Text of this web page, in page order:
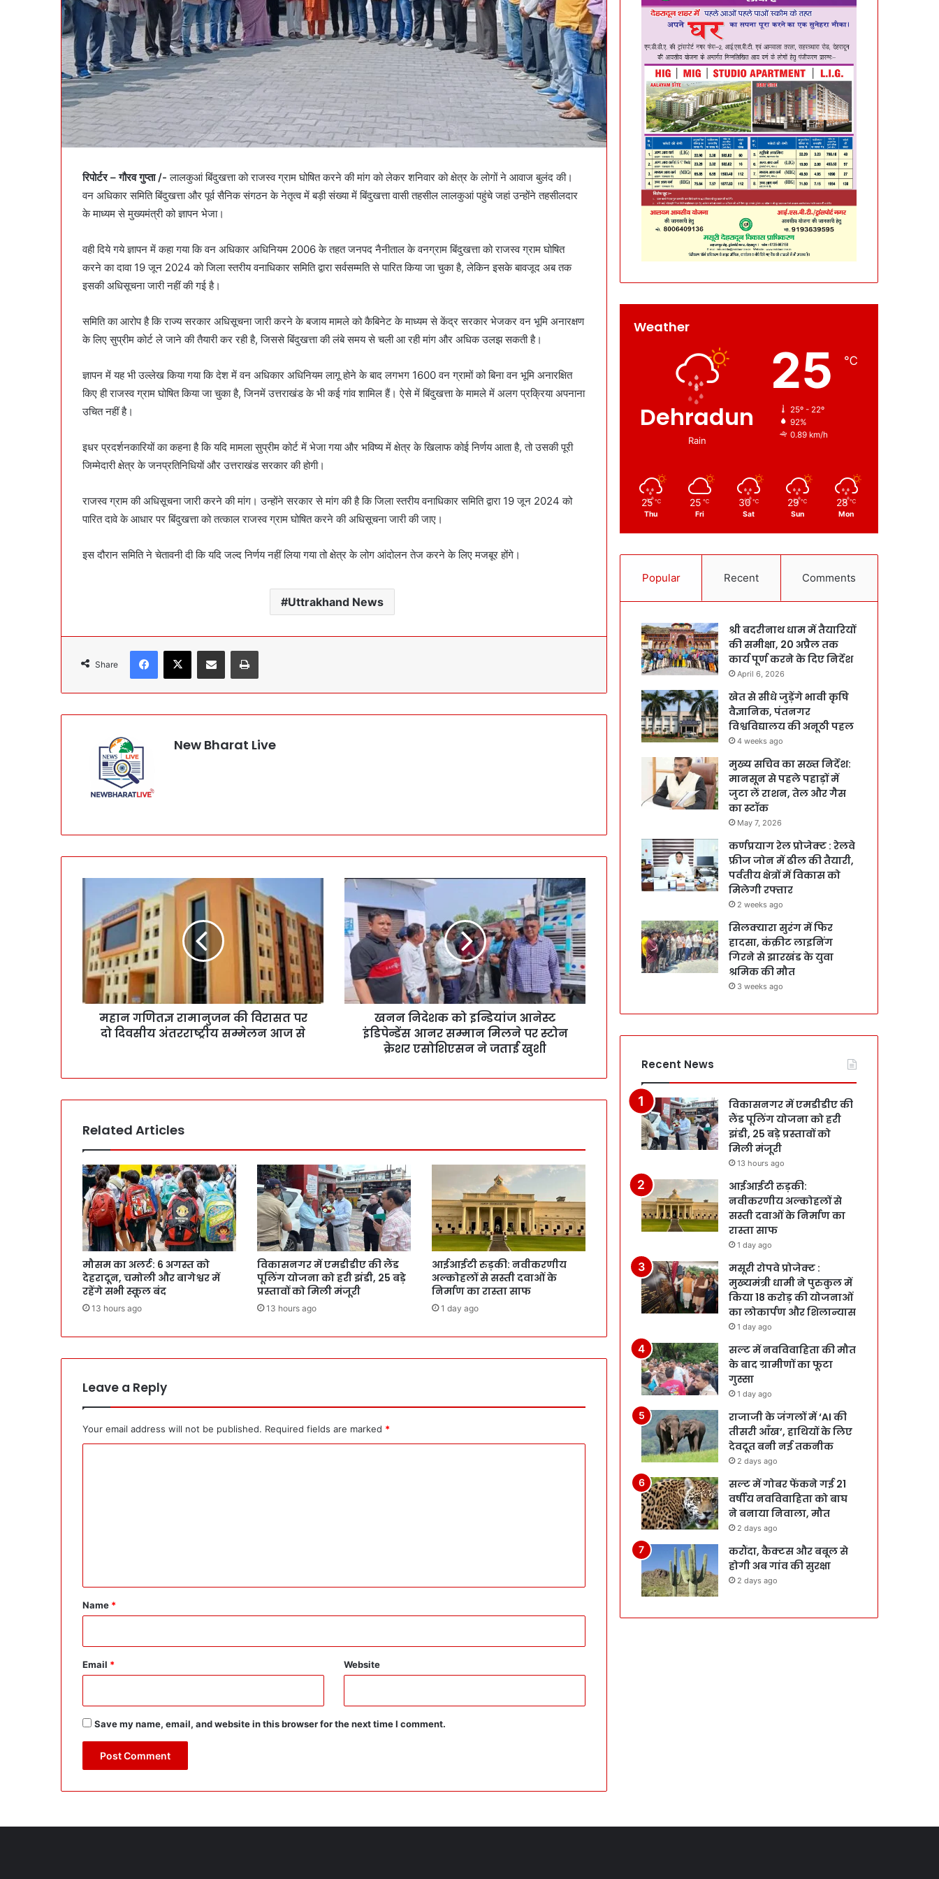
रिपोर्टर – गौरव गुप्ता /- लालकुआं बिंदुखत्ता को राजस्व ग्राम घोषित करने की मांग को लेकर शनिवार को क्षेत्र के लोगों ने आवाज बुलंद की।
वन अधिकार समिति बिंदुखत्ता और पूर्व सैनिक संगठन के नेतृत्व में बड़ी संख्या में बिंदुखत्ता वासी तहसील लालकुआं पहुंचे जहां उन्होंने तहसीलदार
के माध्यम से मुख्यमंत्री को ज्ञापन भेजा।
वही दिये गये ज्ञापन में कहा गया कि वन अधिकार अधिनियम 2006 के तहत जनपद नैनीताल के वनग्राम बिंदुखत्ता को राजस्व ग्राम घोषित
करने का दावा 19 जून 2024 को जिला स्तरीय वनाधिकार समिति द्वारा सर्वसम्मति से पारित किया जा चुका है, लेकिन इसके बावजूद अब तक
इसकी अधिसूचना जारी नहीं की गई है।
समिति का आरोप है कि राज्य सरकार अधिसूचना जारी करने के बजाय मामले को कैबिनेट के माध्यम से केंद्र सरकार भेजकर वन भूमि अनारक्षण
के लिए सुप्रीम कोर्ट ले जाने की तैयारी कर रही है, जिससे बिंदुखत्ता की लंबे समय से चली आ रही मांग और अधिक उलझ सकती है।
ज्ञापन में यह भी उल्लेख किया गया कि देश में वन अधिकार अधिनियम लागू होने के बाद लगभग 1600 वन ग्रामों को बिना वन भूमि अनारक्षित
किए ही राजस्व ग्राम घोषित किया जा चुका है, जिनमें उत्तराखंड के भी कई गांव शामिल हैं। ऐसे में बिंदुखत्ता के मामले में अलग प्रक्रिया अपनाना
उचित नहीं है।
इधर प्रदर्शनकारियों का कहना है कि यदि मामला सुप्रीम कोर्ट में भेजा गया और भविष्य में क्षेत्र के खिलाफ कोई निर्णय आता है, तो उसकी पूरी
जिम्मेदारी क्षेत्र के जनप्रतिनिधियों और उत्तराखंड सरकार की होगी।
राजस्व ग्राम की अधिसूचना जारी करने की मांग। उन्होंने सरकार से मांग की है कि जिला स्तरीय वनाधिकार समिति द्वारा 19 जून 2024 को
पारित दावे के आधार पर बिंदुखत्ता को तत्काल राजस्व ग्राम घोषित करने की अधिसूचना जारी की जाए।
इस दौरान समिति ने चेतावनी दी कि यदि जल्द निर्णय नहीं लिया गया तो क्षेत्र के लोग आंदोलन तेज करने के लिए मजबूर होंगे।
Uttrakhand News
Share
New Bharat Live
महान गणितज्ञ रामानुजन की विरासत पर
दो दिवसीय अंतरराष्ट्रीय सम्मेलन आज से
खनन निदेशक को इन्डियांज आनेस्ट
इंडिपेन्डेंस आनर सम्मान मिलने पर स्टोन
क्रेशर एसोशिएसन ने जताई खुशी
Related Articles
मौसम का अलर्ट: 6 अगस्त को
देहरादून, चमोली और बागेश्वर में
रहेंगे सभी स्कूल बंद
13 hours ago
विकासनगर में एमडीडीए की लैंड
पूलिंग योजना को हरी झंडी, 25 बड़े
प्रस्तावों को मिली मंजूरी
13 hours ago
आईआईटी रुड़की: नवीकरणीय
अल्कोहलों से सस्ती दवाओं के
निर्माण का रास्ता साफ
1 day ago
Leave a Reply
Your email address will not be published. Required fields are marked *
*
Name *
Email * Website
Save my name, email, and website in this browser for the next time I comment.
Weather
Dehradun
Rain
25 ℃
25º - 22º
92%
0.89 km/h
25 ℃
Thu
25 ℃
Fri
30 ℃
Sat
29 ℃
Sun
28 ℃
Mon
Popular Recent Comments
श्री बदरीनाथ धाम में तैयारियों
की समीक्षा, 20 अप्रैल तक
कार्य पूर्ण करने के दिए निर्देश
April 6, 2026
खेत से सीधे जुड़ेंगे भावी कृषि
वैज्ञानिक, पंतनगर
विश्वविद्यालय की अनूठी पहल
4 weeks ago
मुख्य सचिव का सख्त निर्देश:
मानसून से पहले पहाड़ों में
जुटा लें राशन, तेल और गैस
का स्टॉक
May 7, 2026
कर्णप्रयाग रेल प्रोजेक्ट : रेलवे
फ्रीज जोन में ढील की तैयारी,
पर्वतीय क्षेत्रों में विकास को
मिलेगी रफ्तार
2 weeks ago
सिलक्यारा सुरंग में फिर
हादसा, कंक्रीट लाइनिंग
गिरने से झारखंड के युवा
श्रमिक की मौत
3 weeks ago
Recent News
विकासनगर में एमडीडीए की
लैंड पूलिंग योजना को हरी
झंडी, 25 बड़े प्रस्तावों को
मिली मंजूरी
13 hours ago
आईआईटी रुड़की:
नवीकरणीय अल्कोहलों से
सस्ती दवाओं के निर्माण का
रास्ता साफ
1 day ago
मसूरी रोपवे प्रोजेक्ट :
मुख्‍यमंत्री धामी ने पुरुकुल में
किया 18 करोड़ की योजनाओं
का लोकार्पण और शिलान्यास
1 day ago
सल्ट में नवविवाहिता की मौत
के बाद ग्रामीणों का फूटा
गुस्सा
1 day ago
राजाजी के जंगलों में ‘AI की
तीसरी आँख’, हाथियों के लिए
देवदूत बनी नई तकनीक
2 days ago
सल्ट में गोबर फेंकने गई 21
वर्षीय नवविवाहिता को बाघ
ने बनाया निवाला, मौत
2 days ago
करौंदा, कैक्टस और बबूल से
होगी अब गांव की सुरक्षा
2 days ago